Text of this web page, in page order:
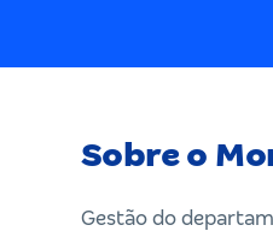
Sobre o
Gestão do